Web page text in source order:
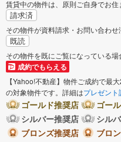
賃貸中の物件は、原則ご自身でお住
請求済
その物件が資料請求・お問い合わせ
既読
その物件を既にご覧になっている場
成約でもらえる
【Yahoo!不動産】物件ご成約で最
の対象物件です。詳細はプレゼント
ゴールド推奨店
ゴー
シルバー推奨店
シル
ブロンズ推奨店
ブロ